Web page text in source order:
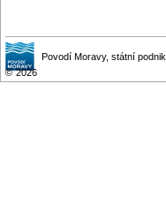
Povodí Moravy, státní podnik
© 2026